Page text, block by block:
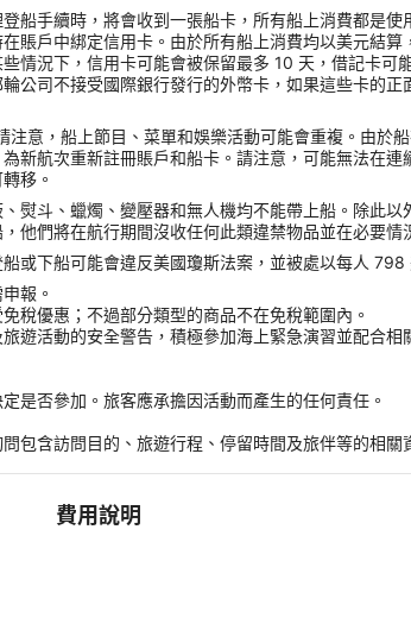
船手續時，將會收到一張船卡，所有船上消費都是
賬戶中綁定信用卡。由於所有船上消費均以美元結
情況下，信用卡可能會被保留最多 10 天，借記卡
公司不接受國際銀行發行的外幣卡，如果這些卡的
意，船上節目、菜單和娛樂活動可能會重複。由於
新航次重新註冊賬戶和船卡。請注意，可能無法在連
移。
熨斗、蠟燭、變壓器和無人機均不能帶上船。除此
他們將在航行期間沒收任何此類違禁物品並在必要情
或下船可能會違反美國瓊斯法案，並被處以每人 798
報。
稅優惠；不過部分類型的商品不在免稅範圍內。
遊活動的安全警告，積極參加海上緊急演習並配合
是否參加。旅客應承擔因活動而產生的任何責任。
包含訪問目的、旅遊行程、停留時間及旅伴等的相關
費用說明